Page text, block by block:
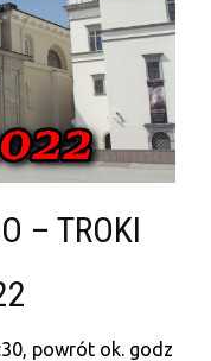
– TROKI
powrót ok. godz